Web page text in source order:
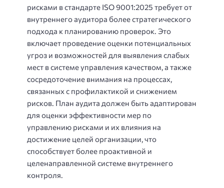
рисками в стандарте ISO 9001:2025 требует от
внутреннего аудитора более стратегического
подхода к планированию проверок. Это
включает проведение оценки потенциальных
угроз и возможностей для выявления слабых
мест в системе управления качеством, а также
сосредоточение внимания на процессах,
связанных с профилактикой и снижением
рисков. План аудита должен быть адаптирован
для оценки эффективности мер по
управлению рисками и их влияния на
достижение целей организации, что
способствует более проактивной и
целенаправленной системе внутреннего
контроля.